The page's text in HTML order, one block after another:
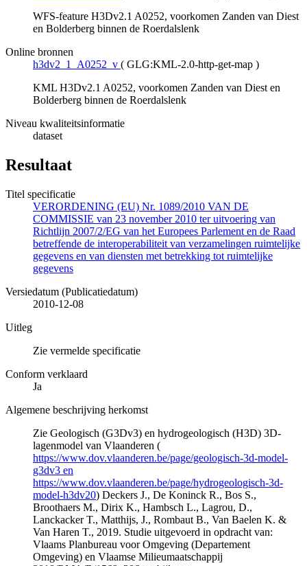
WFS-feature H3Dv2.1 A0252, voorkomen Zanden van Diest
en Bolderberg binnen de Roerdalslenk
Online bronnen
h3dv2_1_A0252_v ( GLG:KML-2.0-http-get-map )
KML H3Dv2.1 A0252, voorkomen Zanden van Diest en
Bolderberg binnen de Roerdalslenk
Niveau kwaliteitsinformatie
dataset
Resultaat
Titel specificatie
VERORDENING (EU) Nr. 1089/2010 VAN DE
COMMISSIE van 23 november 2010 ter uitvoering van
Richtlijn 2007/2/EG van het Europees Parlement en de Raad
betreffende de interoperabiliteit van verzamelingen ruimtelijke
gegevens en van diensten met betrekking tot ruimtelijke
gegevens
Versiedatum (Publicatiedatum)
2010-12-08
Uitleg
Zie vermelde specificatie
Conform verklaard
Ja
Algemene beschrijving herkomst
Zie Geologisch (G3Dv3) en hydrogeologisch (H3D) 3D-
lagenmodel van Vlaanderen (
https://www.dov.vlaanderen.be/page/geologisch-3d-model-
g3dv3 en
https://www.dov.vlaanderen.be/page/hydrogeologisch-3d-
model-h3dv20) Deckers J., De Koninck R., Bos S.,
Broothaers M., Dirix K., Hambsch L., Lagrou, D.,
Lanckacker T., Matthijs, J., Rombaut B., Van Baelen K. &
Van Haren T., 2019. Studie uitgevoerd in opdracht van:
Vlaams Planbureau voor Omgeving (Departement
Omgeving) en Vlaamse Milieumaatschappij